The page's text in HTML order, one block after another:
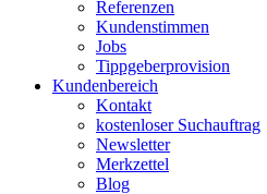
Referenzen
Kundenstimmen
Jobs
Tippgeberprovision
Kundenbereich
Kontakt
kostenloser Suchauftrag
Newsletter
Merkzettel
Blog